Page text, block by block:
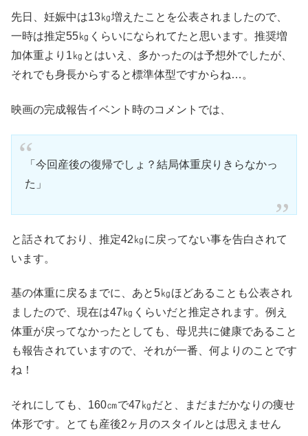
先日、妊娠中は13㎏増えたことを公表されましたので、
一時は推定55㎏くらいになられてたと思います。推奨増
加体重より1㎏とはいえ、多かったのは予想外でしたが、
それでも身長からすると標準体型ですからね…。
映画の完成報告イベント時のコメントでは、
「今回産後の復帰でしょ？結局体重戻りきらなかっ
た」
と話されており、推定42㎏に戻ってない事を告白されて
います。
基の体重に戻るまでに、あと5㎏ほどあることも公表され
ましたので、現在は47㎏くらいだと推定されます。例え
体重が戻ってなかったとしても、母児共に健康であること
も報告されていますので、それが一番、何よりのことです
ね！
それにしても、160㎝で47㎏だと、まだまだかなりの痩せ
体形です。とても産後2ヶ月のスタイルとは思えません